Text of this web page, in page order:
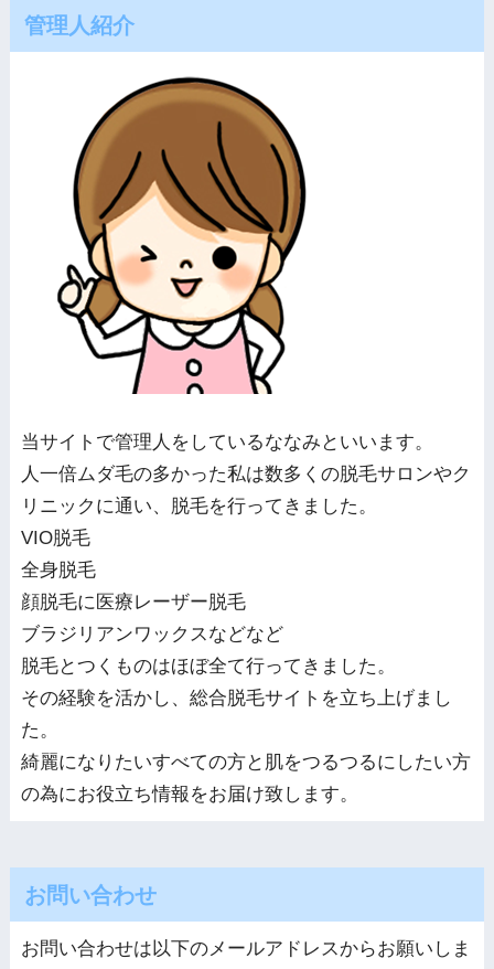
管理人紹介
当サイトで管理人をしているななみといいます。
人一倍ムダ毛の多かった私は数多くの脱毛サロンやク
リニックに通い、脱毛を行ってきました。
VIO脱毛
全身脱毛
顔脱毛に医療レーザー脱毛
ブラジリアンワックスなどなど
脱毛とつくものはほぼ全て行ってきました。
その経験を活かし、総合脱毛サイトを立ち上げまし
た。
綺麗になりたいすべての方と肌をつるつるにしたい方
の為にお役立ち情報をお届け致します。
お問い合わせ
お問い合わせは以下のメールアドレスからお願いしま